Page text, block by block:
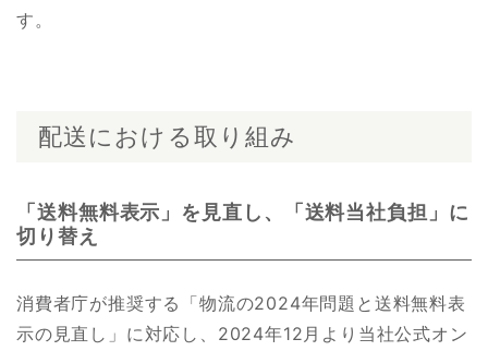
す。
配送における取り組み
「送料無料表示」を見直し、「送料当社負担」に
切り替え
消費者庁が推奨する「物流の2024年問題と送料無料表
示の見直し」に対応し、2024年12月より当社公式オン